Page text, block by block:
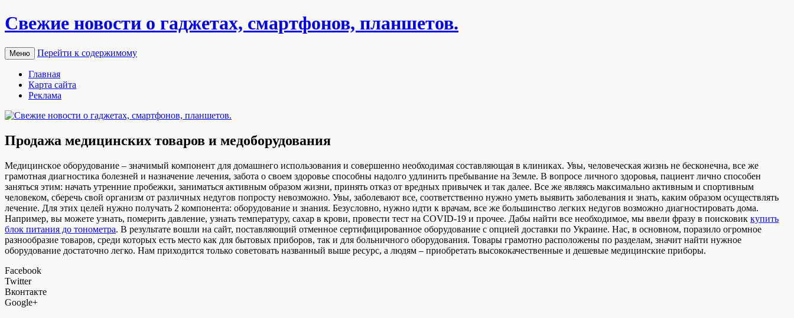
Свежие новости о гаджетах, смартфонов, планшетов.
Меню Перейти к содержимому
Главная
Карта сайта
Реклама
Продажа медицинских товаров и медоборудования
Мeдицинскoe oбoрудoвaниe – значимый компонент для домашнего использования и совершенно необходимая составляющая в клиниках. Увы, человеческая жизнь не бесконечна, все же
грамотная диагностика болезней и назначение лечения, забота о своем здоровье способны надолго удлинить пребывание на Земле. В вопросе личного здоровья, пациент лично способен
заняться этим: начать утренние пробежки, заниматься активным образом жизни, принять отказ от вредных привычек и так далее. Все же являясь максимально активным и спортивным
человеком, сберечь свой организм от различных недугов попросту невозможно. Увы, заболевают все, соответственно нужно уметь выявить заболевания и знать, каким образом осуществлять
лечение. Для этих целей нужно получать 2 компонента: оборудование и знания. Безусловно, нужно идти к врачам, все же большинство легких недугов возможно диагностировать дома.
Например, вы можете узнать, померить давление, узнать температуру, сахар в крови, провести тест на COVID-19 и прочее. Дабы найти все необходимое, мы ввели фразу в поисковик купить
блок питания до тонометра. В результате вошли на сайт, поставляющий отменное сертифицированное оборудование с опцией доставки по Украине. Нас, в основном, поразило огромное
разнообразие товаров, среди которых есть место как для бытовых приборов, так и для больничного оборудования. Товары грамотно расположены по разделам, значит найти нужное
оборудование достаточно легко. Нам приходится только советовать названный выше ресурс, а людям – приобретать высококачественные и дешевые медицинские приборы.
Facebook
Twitter
Вконтакте
Google+